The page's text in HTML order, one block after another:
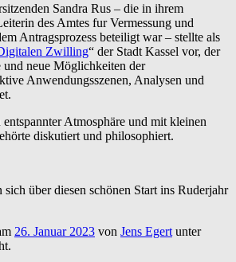
Sandra Rus – die in ihrem
des Amtes fur Vermessung und
Antragsprozess beteiligt war – stellte als
Zwilling“ der Stadt Kassel vor, der
und neue Möglichkeiten der
Anwendungsszenen, Analysen und
Atmosphäre und mit kleinen
diskutiert und philosophiert.
über diesen schönen Start ins Ruderjahr
26. Januar 2023 von Jens Egert unter